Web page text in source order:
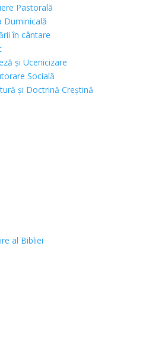
Pastorală
Duminicală
în cântare
și Ucenicizare
Socială
și Doctrină Creștină
al Bibliei